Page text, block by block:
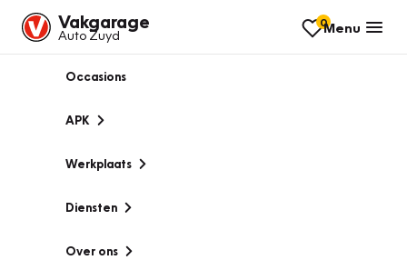
Vakgarage
Auto Zuyd
0Menu
Occasions
APK
Werkplaats
Diensten
Over ons